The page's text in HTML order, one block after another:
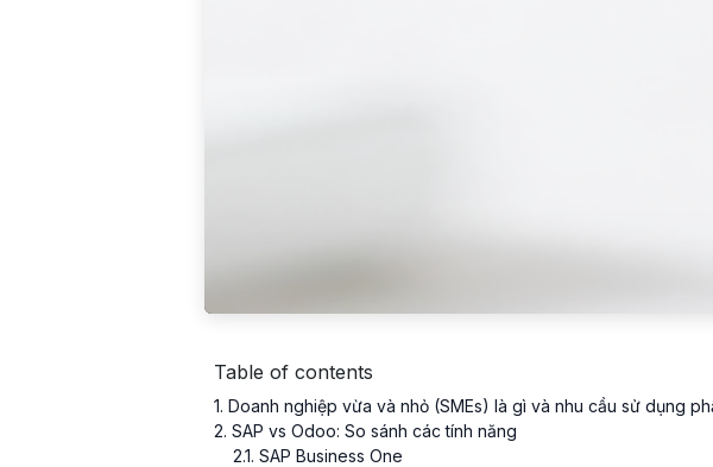
Table of contents
1. Doanh nghiệp vừa và nhỏ (SMEs) là gì và nhu cầu sử dụng
2. SAP vs Odoo: So sánh các tính năng
2.1. SAP Business One